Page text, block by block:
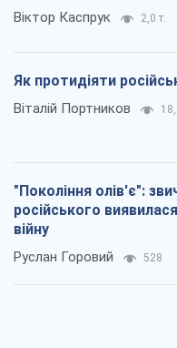
Віктор Каспрук 2,0 т.
Як протидіяти
Віталій Портников
"Покоління олів'є":
російського
війну
Руслан Горовий 528